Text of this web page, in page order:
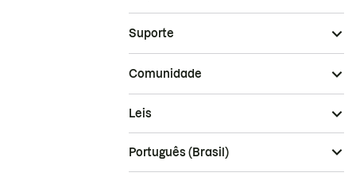
Suporte
Comunidade
Leis
Português (Brasil)